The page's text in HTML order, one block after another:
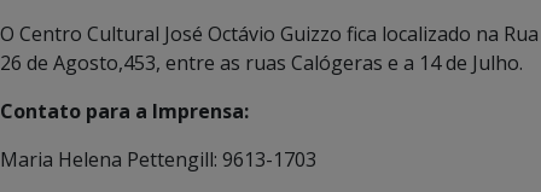
O Centro Cultural José Octávio Guizzo fica localizado na Rua
26 de Agosto,453, entre as ruas Calógeras e a 14 de Julho.
Contato para a Imprensa:
Maria Helena Pettengill: 9613-1703